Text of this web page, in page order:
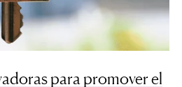
para promover el